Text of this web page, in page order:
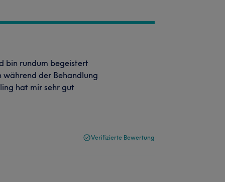
bin rundum begeistert
während der Behandlung
hat mir sehr gut
Verifizierte Bewertung